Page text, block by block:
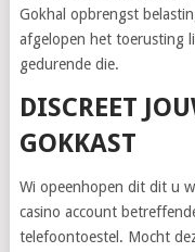
Gokhal opbrengst
afgelopen het toerusting
gedurende die.
DISCREET
GOKKAST
Wi opeenhopen dit dit u
casino account
telefoontoestel. Mocht